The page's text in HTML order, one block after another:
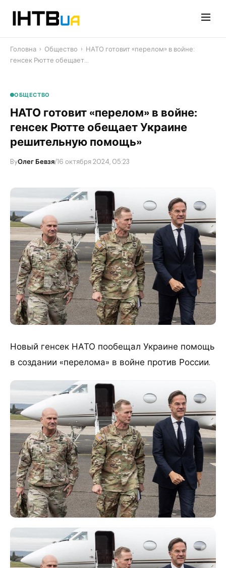
Головна › Общество › ​НАТО готовит «перелом» в войне:
генсек Рютте обещает…
ОБЩЕСТВО
​НАТО готовит «перелом» в войне:
генсек Рютте обещает Украине
решительную помощь»
ByОлег Бевзя/16 октября 2024, 05:23
Новый генсек НАТО пообещал Украине помощь
в создании «перелома» в войне против России.